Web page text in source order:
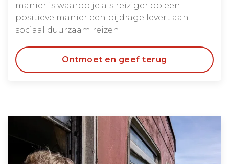
manier is waarop je als reiziger op een
positieve manier een bijdrage levert aan
sociaal duurzaam reizen.
Ontmoet en geef terug